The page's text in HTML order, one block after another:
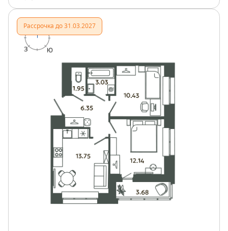
Рассрочка до 31.03.2027